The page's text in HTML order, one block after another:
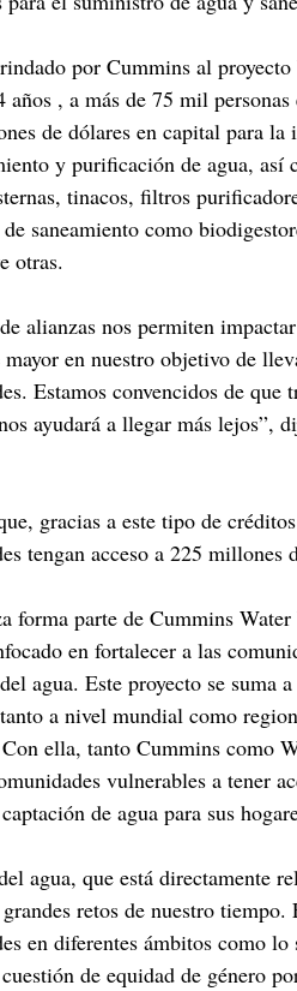
por Cummins al
años , a más de 75 mil
de dólares en capital para
y purificación de agua, así
tinacos, filtros
saneamiento como
otras.
alianzas nos permiten
en nuestro objetivo de
Estamos convencidos de que
ayudará a llegar más lejos”,
gracias a este tipo de
tengan acceso a 225 millones
forma parte de Cummins
en fortalecer a las
agua. Este proyecto se suma
a nivel mundial como
ella, tanto Cummins como
vulnerables a tener
de agua para sus
agua, que está directamente
retos de nuestro tiempo.
en diferentes ámbitos como
de equidad de género